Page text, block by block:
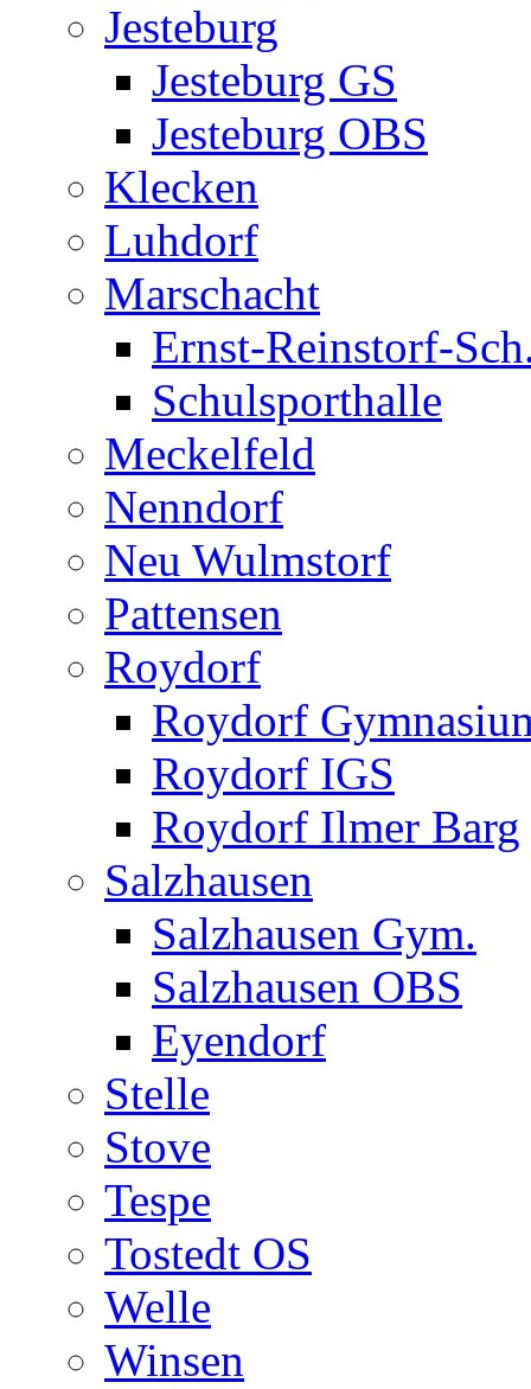
Jesteburg
Jesteburg GS
Jesteburg OBS
Klecken
Luhdorf
Marschacht
Ernst-Reinstorf-
Schulsporthalle
Meckelfeld
Nenndorf
Neu Wulmstorf
Pattensen
Roydorf
Roydorf
Roydorf IGS
Roydorf Ilmer Barg
Salzhausen
Salzhausen Gym.
Salzhausen OBS
Eyendorf
Stelle
Stove
Tespe
Tostedt OS
Welle
Winsen